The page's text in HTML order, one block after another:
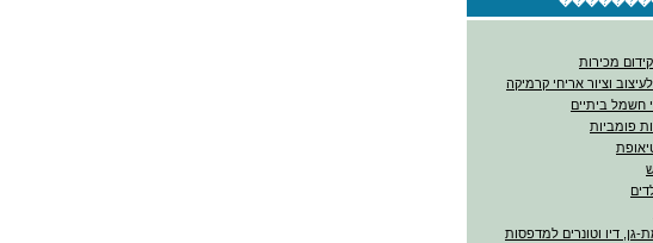
מכירות
וציור אריחי קרמיקה
חשמל ביתיים
פומביות
גן, דיו וטונרים למדפסות